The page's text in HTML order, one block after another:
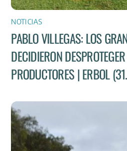
NOTICIAS
PABLO VILLEGAS: LOS
DECIDIERON
PRODUCTORES | ERBOL